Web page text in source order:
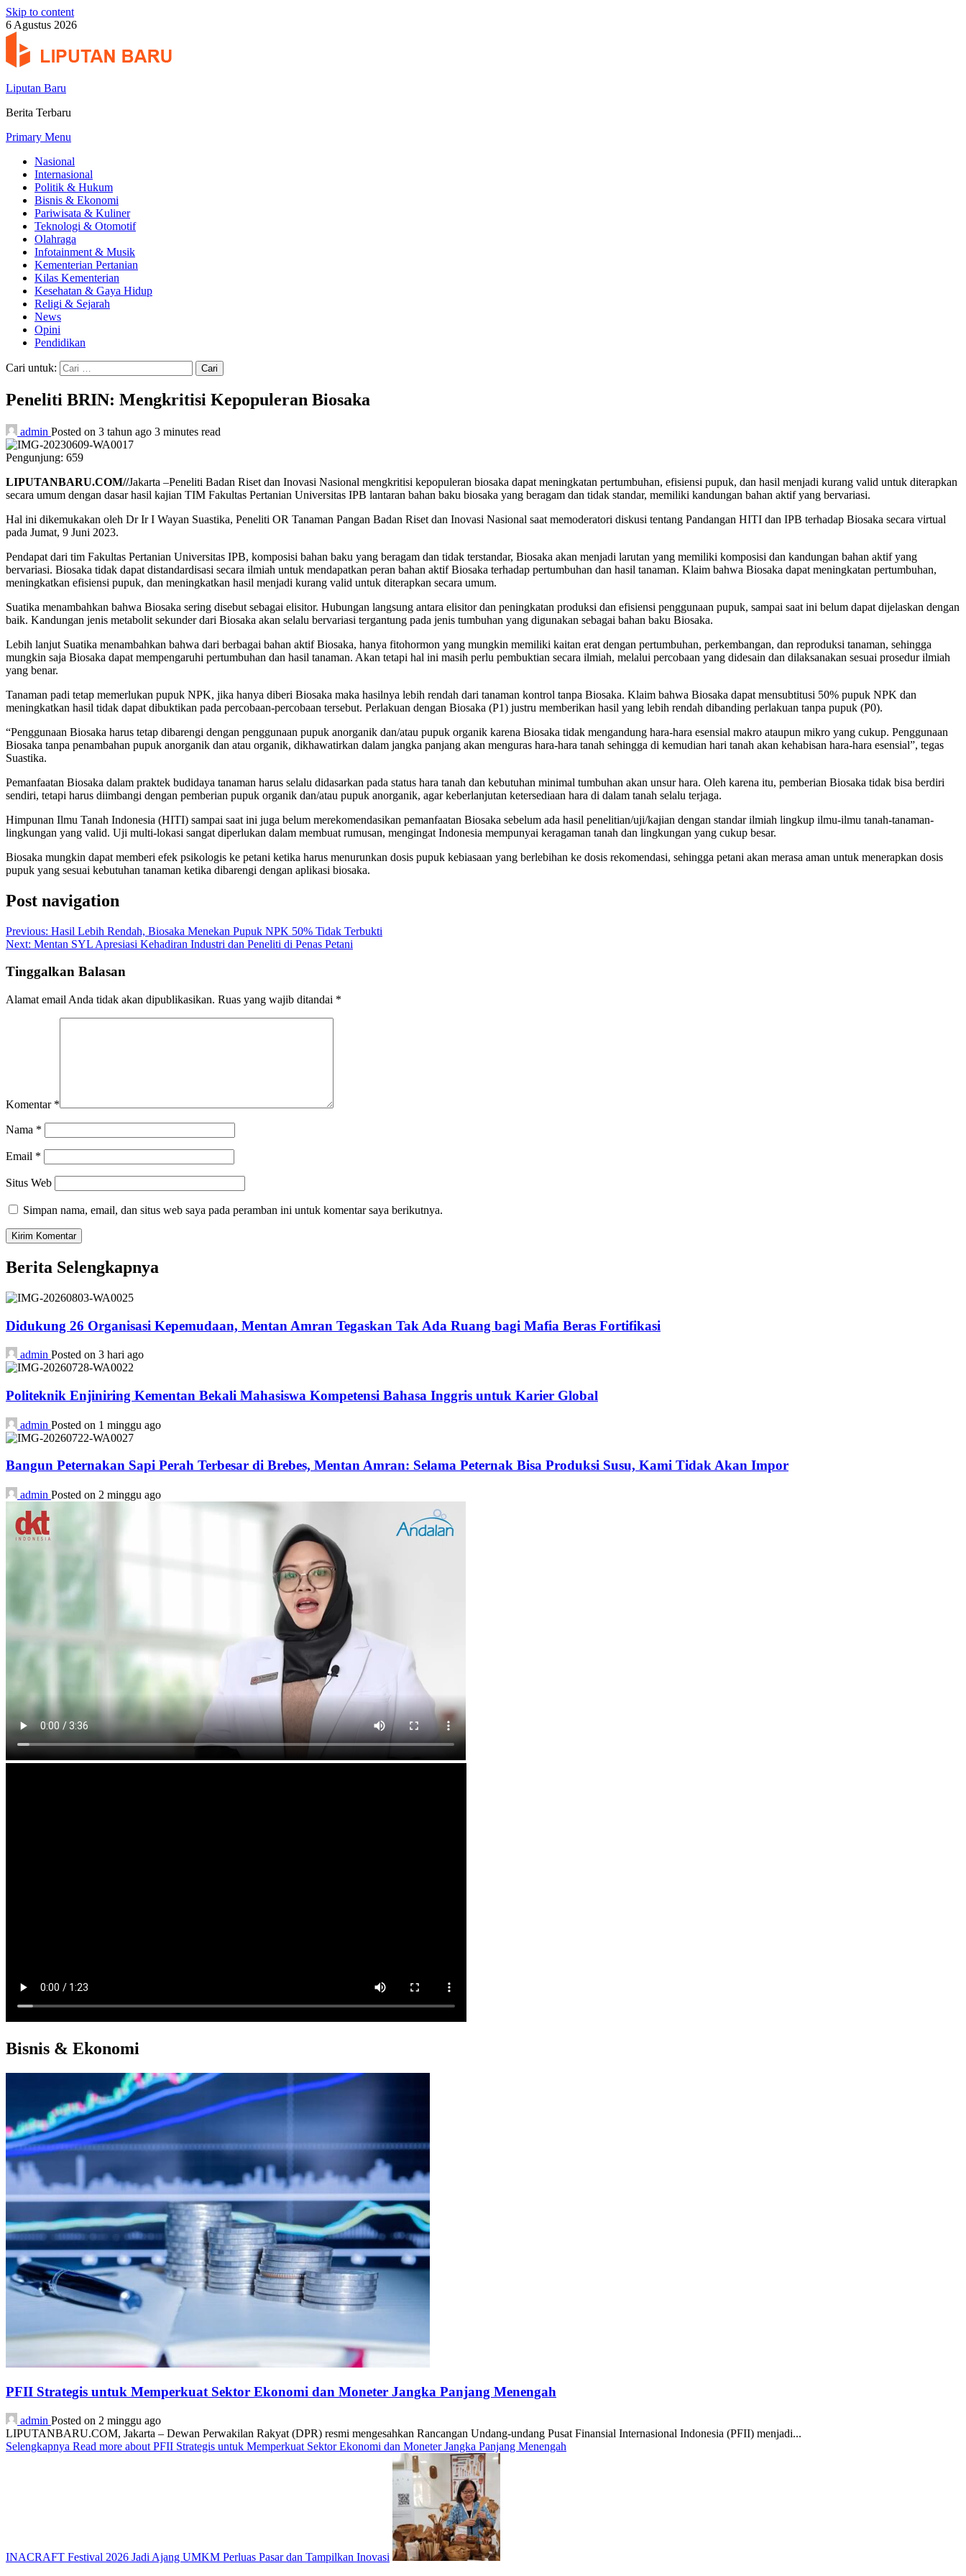
Skip to content
6 Agustus 2026
Liputan Baru
Berita Terbaru
Primary Menu
Nasional
Internasional
Politik & Hukum
Bisnis & Ekonomi
Pariwisata & Kuliner
Teknologi & Otomotif
Olahraga
Infotainment & Musik
Kementerian Pertanian
Kilas Kementerian
Kesehatan & Gaya Hidup
Religi & Sejarah
News
Opini
Pendidikan
Cari untuk:
Peneliti BRIN: Mengkritisi Kepopuleran Biosaka
admin Posted on 3 tahun ago 3 minutes read
Pengunjung: 659
LIPUTANBARU.COM//Jakarta –Peneliti Badan Riset dan Inovasi Nasional mengkritisi kepopuleran biosaka dapat meningkatan pertumbuhan, efisiensi pupuk, dan hasil menjadi kurang valid untuk diterapkan
secara umum dengan dasar hasil kajian TIM Fakultas Pertanian Universitas IPB lantaran bahan baku biosaka yang beragam dan tidak standar, memiliki kandungan bahan aktif yang bervariasi.
Hal ini dikemukakan oleh Dr Ir I Wayan Suastika, Peneliti OR Tanaman Pangan Badan Riset dan Inovasi Nasional saat memoderatori diskusi tentang Pandangan HITI dan IPB terhadap Biosaka secara virtual
pada Jumat, 9 Juni 2023.
Pendapat dari tim Fakultas Pertanian Universitas IPB, komposisi bahan baku yang beragam dan tidak terstandar, Biosaka akan menjadi larutan yang memiliki komposisi dan kandungan bahan aktif yang
bervariasi. Biosaka tidak dapat distandardisasi secara ilmiah untuk mendapatkan peran bahan aktif Biosaka terhadap pertumbuhan dan hasil tanaman. Klaim bahwa Biosaka dapat meningkatan pertumbuhan,
meningkatkan efisiensi pupuk, dan meningkatkan hasil menjadi kurang valid untuk diterapkan secara umum.
Suatika menambahkan bahwa Biosaka sering disebut sebagai elisitor. Hubungan langsung antara elisitor dan peningkatan produksi dan efisiensi penggunaan pupuk, sampai saat ini belum dapat dijelaskan dengan
baik. Kandungan jenis metabolit sekunder dari Biosaka akan selalu bervariasi tergantung pada jenis tumbuhan yang digunakan sebagai bahan baku Biosaka.
Lebih lanjut Suatika menambahkan bahwa dari berbagai bahan aktif Biosaka, hanya fitohormon yang mungkin memiliki kaitan erat dengan pertumbuhan, perkembangan, dan reproduksi tanaman, sehingga
mungkin saja Biosaka dapat mempengaruhi pertumbuhan dan hasil tanaman. Akan tetapi hal ini masih perlu pembuktian secara ilmiah, melalui percobaan yang didesain dan dilaksanakan sesuai prosedur ilmiah
yang benar.
Tanaman padi tetap memerlukan pupuk NPK, jika hanya diberi Biosaka maka hasilnya lebih rendah dari tanaman kontrol tanpa Biosaka. Klaim bahwa Biosaka dapat mensubtitusi 50% pupuk NPK dan
meningkatkan hasil tidak dapat dibuktikan pada percobaan-percobaan tersebut. Perlakuan dengan Biosaka (P1) justru memberikan hasil yang lebih rendah dibanding perlakuan tanpa pupuk (P0).
“Penggunaan Biosaka harus tetap dibarengi dengan penggunaan pupuk anorganik dan/atau pupuk organik karena Biosaka tidak mengandung hara-hara esensial makro ataupun mikro yang cukup. Penggunaan
Biosaka tanpa penambahan pupuk anorganik dan atau organik, dikhawatirkan dalam jangka panjang akan menguras hara-hara tanah sehingga di kemudian hari tanah akan kehabisan hara-hara esensial”, tegas
Suastika.
Pemanfaatan Biosaka dalam praktek budidaya tanaman harus selalu didasarkan pada status hara tanah dan kebutuhan minimal tumbuhan akan unsur hara. Oleh karena itu, pemberian Biosaka tidak bisa berdiri
sendiri, tetapi harus diimbangi dengan pemberian pupuk organik dan/atau pupuk anorganik, agar keberlanjutan ketersediaan hara di dalam tanah selalu terjaga.
Himpunan Ilmu Tanah Indonesia (HITI) sampai saat ini juga belum merekomendasikan pemanfaatan Biosaka sebelum ada hasil penelitian/uji/kajian dengan standar ilmiah lingkup ilmu-ilmu tanah-tanaman-
lingkungan yang valid. Uji multi-lokasi sangat diperlukan dalam membuat rumusan, mengingat Indonesia mempunyai keragaman tanah dan lingkungan yang cukup besar.
Biosaka mungkin dapat memberi efek psikologis ke petani ketika harus menurunkan dosis pupuk kebiasaan yang berlebihan ke dosis rekomendasi, sehingga petani akan merasa aman untuk menerapkan dosis
pupuk yang sesuai kebutuhan tanaman ketika dibarengi dengan aplikasi biosaka.
Post navigation
Previous: Hasil Lebih Rendah, Biosaka Menekan Pupuk NPK 50% Tidak Terbukti
Next: Mentan SYL Apresiasi Kehadiran Industri dan Peneliti di Penas Petani
Tinggalkan Balasan
Alamat email Anda tidak akan dipublikasikan. Ruas yang wajib ditandai *
Komentar *
Nama *
Email *
Situs Web
Simpan nama, email, dan situs web saya pada peramban ini untuk komentar saya berikutnya.
Berita Selengkapnya
Didukung 26 Organisasi Kepemudaan, Mentan Amran Tegaskan Tak Ada Ruang bagi Mafia Beras Fortifikasi
admin Posted on 3 hari ago
Politeknik Enjiniring Kementan Bekali Mahasiswa Kompetensi Bahasa Inggris untuk Karier Global
admin Posted on 1 minggu ago
Bangun Peternakan Sapi Perah Terbesar di Brebes, Mentan Amran: Selama Peternak Bisa Produksi Susu, Kami Tidak Akan Impor
admin Posted on 2 minggu ago
Bisnis & Ekonomi
PFII Strategis untuk Memperkuat Sektor Ekonomi dan Moneter Jangka Panjang Menengah
admin Posted on 2 minggu ago
LIPUTANBARU.COM, Jakarta – Dewan Perwakilan Rakyat (DPR) resmi mengesahkan Rancangan Undang-undang Pusat Finansial Internasional Indonesia (PFII) menjadi...
Selengkapnya Read more about PFII Strategis untuk Memperkuat Sektor Ekonomi dan Moneter Jangka Panjang Menengah
INACRAFT Festival 2026 Jadi Ajang UMKM Perluas Pasar dan Tampilkan Inovasi